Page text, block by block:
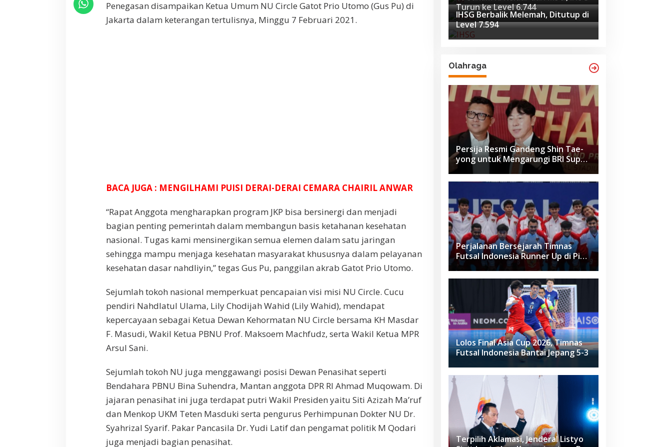
A
r
K
o
r
m
t
a
Penegasan disampaikan Ketua Umum NU Circle Gatot Prio Utomo (Gus Pu) di
Jakarta dalam keterangan tertulisnya, Minggu 7 Februari 2021.
BACA JUGA : MENGILHAMI PUISI DERAI-DERAI CEMARA CHAIRIL ANWAR
“Rapat Anggota mengharapkan program JKP bisa bersinergi dan menjadi
bagian penting pemerintah dalam membangun basis ketahanan kesehatan
nasional. Tugas kami mensinergikan semua elemen dalam satu jaringan
sehingga mampu menjaga kesehatan masyarakat khususnya dalam pelayanan
kesehatan dasar nahdliyin,” tegas Gus Pu, panggilan akrab Gatot Prio Utomo.
Sejumlah tokoh nasional memperkuat pencapaian visi misi NU Circle. Cucu
pendiri Nahdlatul Ulama, Lily Chodijah Wahid (Lily Wahid), mendapat
kepercayaan sebagai Ketua Dewan Kehormatan NU Circle bersama KH Masdar
F. Masudi, Wakil Ketua PBNU Prof. Maksoem Machfudz, serta Wakil Ketua MPR
Arsul Sani.
Sejumlah tokoh NU juga menggawangi posisi Dewan Penasihat seperti
Bendahara PBNU Bina Suhendra, Mantan anggota DPR RI Ahmad Muqowam. Di
jajaran penasihat ini juga terdapat putri Wakil Presiden yaitu Siti Azizah Ma’ruf
dan Menkop UKM Teten Masduki serta pengurus Perhimpunan Dokter NU Dr.
Syahrizal Syarif. Pakar Pancasila Dr. Yudi Latif dan pengamat politik M Qodari
juga menjadi bagian penasihat.
Turun ke Level 6.744
IHSG Berbalik Melemah, Ditutup di
Level 7.594
Olahraga
Persija Resmi Gandeng Shin Tae-
yong untuk Mengarungi BRI Super
League 2026-2027
Perjalanan Bersejarah Timnas
Futsal Indonesia Runner Up di Piala
Asia Futsal 2026
Lolos Final Asia Cup 2026, Timnas
Futsal Indonesia Bantai Jepang 5-3
Terpilih Aklamasi, Jenderal Listyo